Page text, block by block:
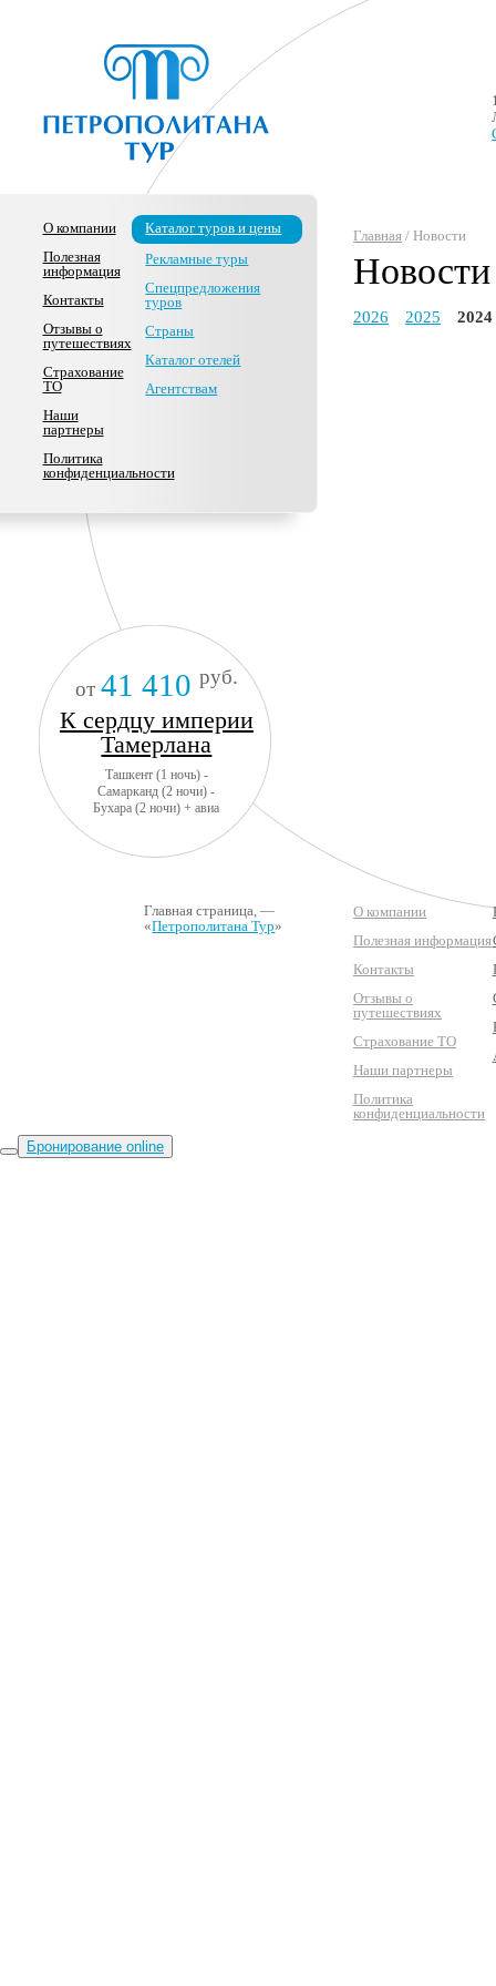
О компании
Полезная
информация
Контакты
Отзывы о
путешествиях
Страхование
ТО
Наши
партнеры
Политика
конфиденциальности
Каталог туров и цены
Рекламные туры
Спецпредложения
туров
Страны
Каталог отелей
Агентствам
от 41 410 руб.
К сердцу империи
Тамерлана
Ташкент (1 ночь) -
Самарканд (2 ночи) -
Бухара (2 ночи) + авиа
Главная / Новости
Новости
2026 2025 2024
Главная страница, —
«Петрополитана Тур»
О компании
Полезная информация
Контакты
Отзывы о
путешествиях
Страхование ТО
Наши партнеры
Политика
конфиденциальности
Бронирование online